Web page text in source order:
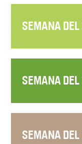
SEMANA
SEMANA
SEMANA